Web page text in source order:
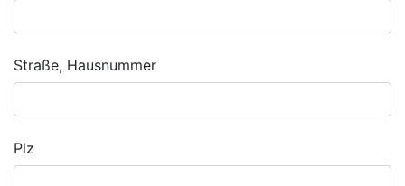
Straße, Hausnummer
Plz